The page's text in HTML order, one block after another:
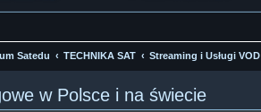
Satedu TECHNIKA SAT Streaming i Usługi VOD
w Polsce i na świecie